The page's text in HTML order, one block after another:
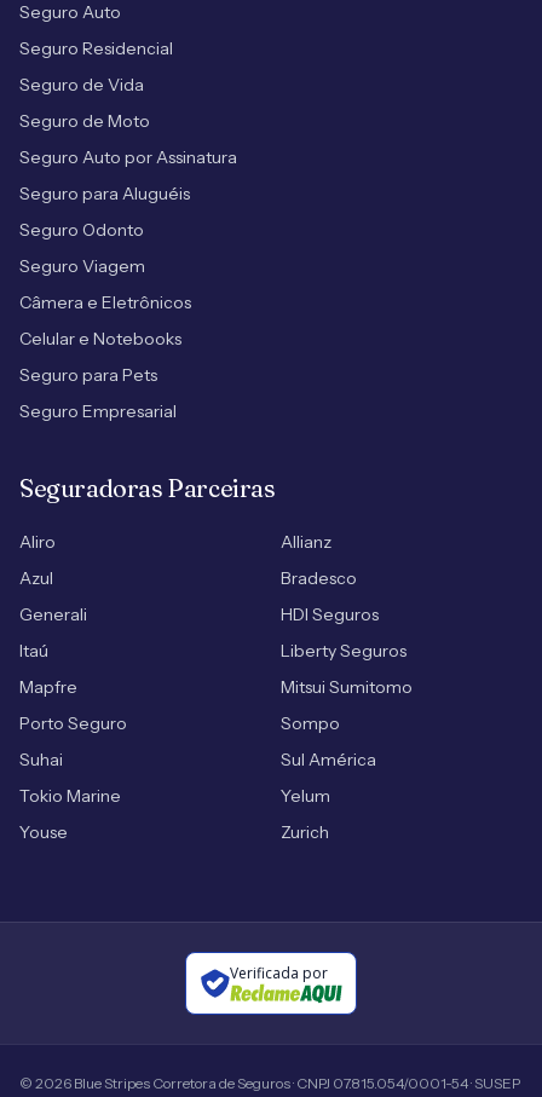
Seguro Auto
Seguro Residencial
Seguro de Vida
Seguro de Moto
Seguro Auto por Assinatura
Seguro para Aluguéis
Seguro Odonto
Seguro Viagem
Câmera e Eletrônicos
Celular e Notebooks
Seguro para Pets
Seguro Empresarial
Seguradoras Parceiras
Aliro
Allianz
Azul
Bradesco
Generali
HDI Seguros
Itaú
Liberty Seguros
Mapfre
Mitsui Sumitomo
Porto Seguro
Sompo
Suhai
Sul América
Tokio Marine
Yelum
Youse
Zurich
Verificada por
© 2026 Blue Stripes Corretora de Seguros · CNPJ 07.815.054/0001-54 · SUSEP